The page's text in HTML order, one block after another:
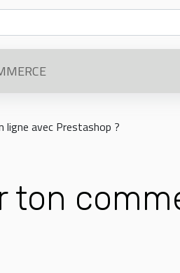
ligne avec Prestashop ?
ton